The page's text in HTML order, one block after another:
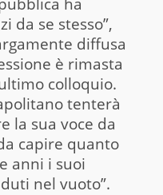
da se stesso”,
diffusa
è rimasta
colloquio.
tenterà
la sua voce da
capire quanto
anni i suoi
nel vuoto”.